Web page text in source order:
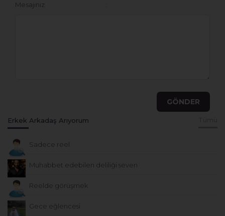
Mesajınız
Erkek Arkadaş Arıyorum
Sadece reel
Muhabbet edebilen deliliği seven
Reelde görüşmek
Gece eğlencesi